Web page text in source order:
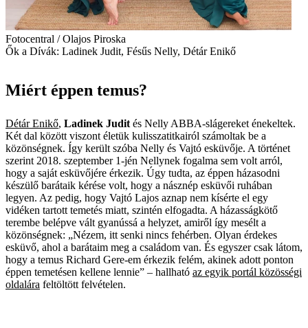
Fotocentral / Olajos Piroska
Ők a Dívák: Ladinek Judit, Fésűs Nelly, Détár Enikő
Miért éppen temus?
Détár Enikő, Ladinek Judit és Nelly ABBA-slágereket énekeltek.
Két dal között viszont életük kulisszatitkairól számoltak be a
közönségnek. Így került szóba Nelly és Vajtó esküvője. A történet
szerint 2018. szeptember 1-jén Nellynek fogalma sem volt arról,
hogy a saját esküvőjére érkezik. Úgy tudta, az éppen házasodni
készülő barátaik kérése volt, hogy a násznép esküvői ruhában
legyen. Az pedig, hogy Vajtó Lajos aznap nem kísérte el egy
vidéken tartott temetés miatt, szintén elfogadta. A házasságkötő
terembe belépve vált gyanússá a helyzet, amiről így mesélt a
közönségnek: „Nézem, itt senki nincs fehérben. Olyan érdekes
esküvő, ahol a barátaim meg a családom van. És egyszer csak látom,
hogy a temus Richard Gere-em érkezik felém, akinek adott ponton
éppen temetésen kellene lennie” – hallható az egyik portál közösségi
oldalára feltöltött felvételen.